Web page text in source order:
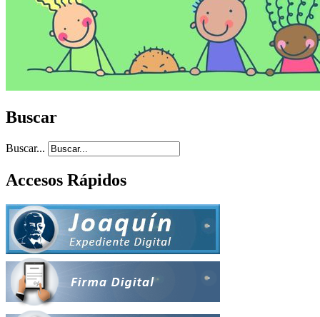
Buscar
Buscar...
Accesos Rápidos